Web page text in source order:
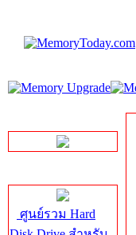
ศูนย์รวม Hard